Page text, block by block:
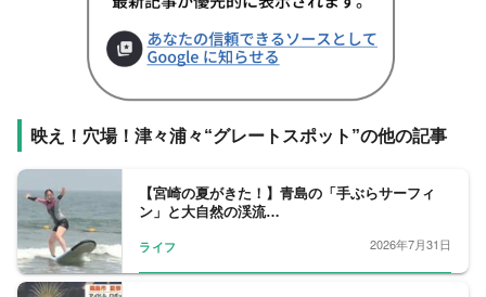
映え！穴場！津々浦々“グレートスポット”の他の記事
【宮崎の夏がきた！】青島の「手ぶらサーフィ
ン」と大自然の渓流…
ライフ 2026年7月31日